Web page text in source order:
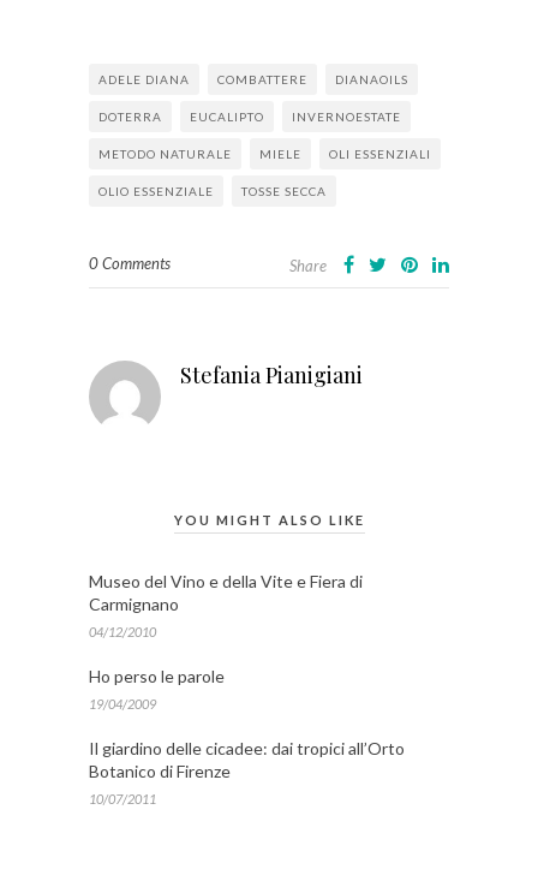
ADELE DIANA COMBATTERE DIANAOILS
DOTERRA EUCALIPTO INVERNOESTATE
METODO NATURALE MIELE OLI ESSENZIALI
OLIO ESSENZIALE TOSSE SECCA
0 Comments Share
Stefania Pianigiani
YOU MIGHT ALSO LIKE
Museo del Vino e della Vite e Fiera di
Carmignano
04/12/2010
Ho perso le parole
19/04/2009
Il giardino delle cicadee: dai tropici all’Orto
Botanico di Firenze
10/07/2011